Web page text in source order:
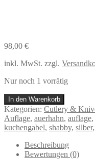
98,00 €
inkl. MwSt. zzgl.
Nur noch 1 vorrätig
12
Kuchengabeln
Auerhahn
|
Silberauflage
In den Warenkorb
Kategorien: Cutlery &
Auflage, auerhahn, auflage,
kuchengabel, shabby, silber,
Beschreibung
Bewertungen (0)